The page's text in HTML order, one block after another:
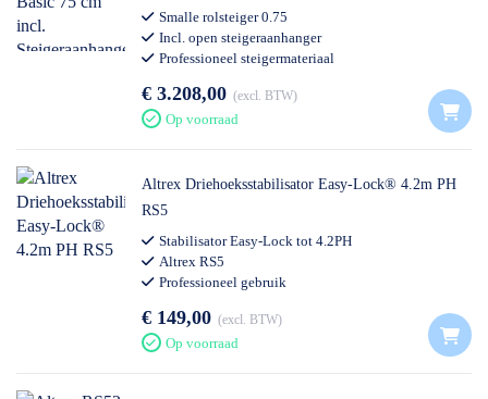
Smalle rolsteiger 0.75
Incl. open steigeraanhanger
Professioneel steigermateriaal
€ 3.208,00 excl. BTW
Op voorraad
Altrex Driehoeksstabilisator Easy-Lock® 4.2m PH
RS5
Stabilisator Easy-Lock tot 4.2PH
Altrex RS5
Professioneel gebruik
€ 149,00 excl. BTW
Op voorraad